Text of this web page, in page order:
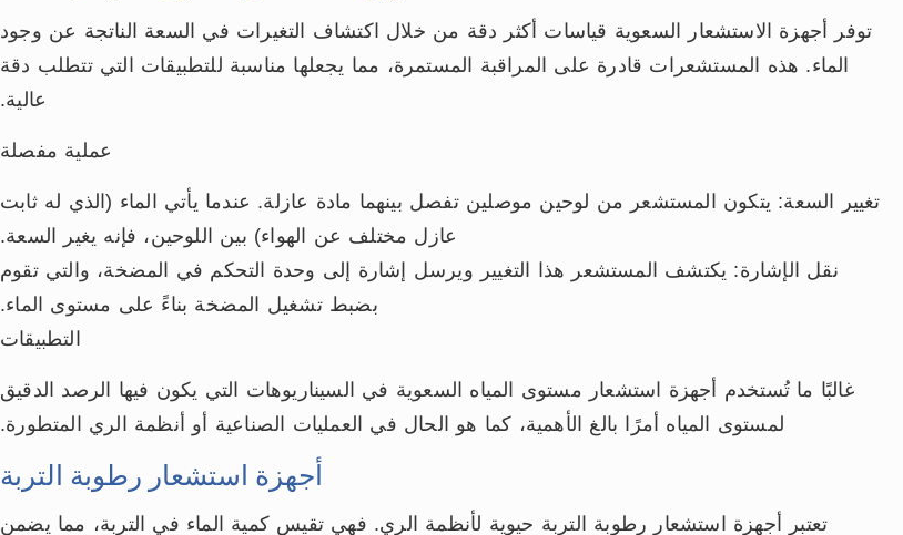
توفر أجهزة الاستشعار السعوية قياسات أكثر دقة من خلال اكتشاف التغيرات في السعة الناتجة عن وجود
الماء. هذه المستشعرات قادرة على المراقبة المستمرة، مما يجعلها مناسبة للتطبيقات التي تتطلب دقة
عالية.
عملية مفصلة
تغيير السعة: يتكون المستشعر من لوحين موصلين تفصل بينهما مادة عازلة. عندما يأتي الماء (الذي له ثابت
عازل مختلف عن الهواء) بين اللوحين، فإنه يغير السعة.
نقل الإشارة: يكتشف المستشعر هذا التغيير ويرسل إشارة إلى وحدة التحكم في المضخة، والتي تقوم
بضبط تشغيل المضخة بناءً على مستوى الماء.
التطبيقات
غالبًا ما تُستخدم أجهزة استشعار مستوى المياه السعوية في السيناريوهات التي يكون فيها الرصد الدقيق
لمستوى المياه أمرًا بالغ الأهمية، كما هو الحال في العمليات الصناعية أو أنظمة الري المتطورة.
أجهزة استشعار رطوبة التربة
تعتبر أجهزة استشعار رطوبة التربة حيوية لأنظمة الري. فهي تقيس كمية الماء في التربة، مما يضمن